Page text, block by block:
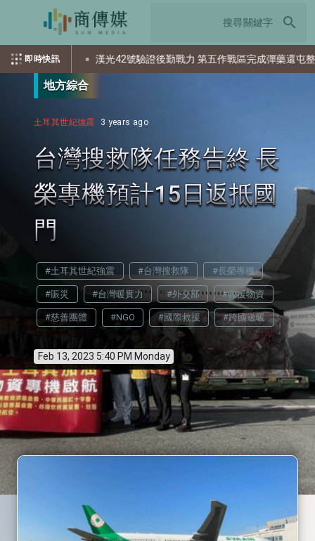
search
即時快訊漢光42號驗證後勤戰力 第五作戰區完成彈藥還屯整備
地方綜合
土耳其世紀強震 3 years ago
台灣搜救隊任務告終 長
榮專機預計15日返抵國
門
#土耳其世紀強震 #台灣搜救隊 #長榮專機
#賑災 #台灣暖實力 #外交部 #救援物資
#慈善團體 #NGO #國際救援 #跨國送暖
Feb 13, 2023 5:40 PM Monday info